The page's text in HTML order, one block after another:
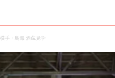
横手・鳥海 酒蔵見学